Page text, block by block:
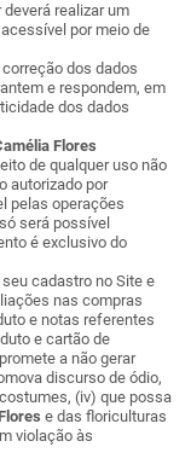
realizar um
por meio de
dos dados
e respondem, em
dos dados
Flores
de qualquer uso não
autorizado por
pelas operações
será possível
é exclusivo do
cadastro no Site e
nas compras
e notas referentes
e cartão de
a não gerar
discurso de ódio,
(iv) que possa
e das floriculturas
violação às